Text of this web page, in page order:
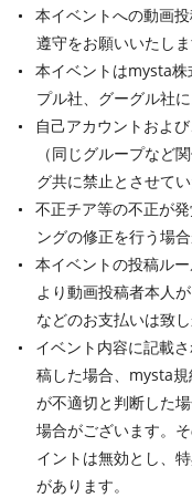
本イベントへの動画
遵守をお願いいたしま
本イベントはmysta株
プル社、グーグル社
自己アカウントおよ
（同じグループなど
グ共に禁止とさせてい
不正チア等の不正が
ングの修正を行う場合
本イベントの投稿ル
より動画投稿者本人
などのお支払いは致し
イベント内容に記載
稿した場合、mysta
が不適切と判断した
場合がございます。
イントは無効とし、
があります。